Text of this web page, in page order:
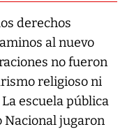
derechos
al nuevo
no fueron
religioso ni
escuela pública
jugaron